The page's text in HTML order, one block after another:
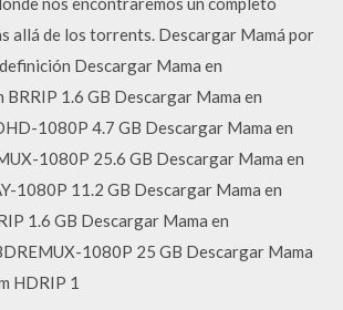
allá de los torrents. Descargar Mamá por
Descargar Mama en
1.6 GB Descargar Mama en
1080P 4.7 GB Descargar Mama en
1080P 25.6 GB Descargar Mama en
1080P 11.2 GB Descargar Mama en
1.6 GB Descargar Mama en
1080P 25 GB Descargar Mama
HDRIP 1